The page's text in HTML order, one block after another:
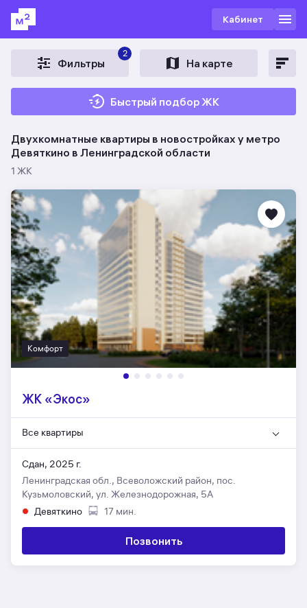
Кабинет
Фильтры
2
На карте
Быстрый подбор ЖК
Двухкомнатные квартиры в новостройках у метро
Девяткино в Ленинградской области
1 ЖК
Комфорт
ЖК «Экос»
Все квартиры
Сдан, 2025 г.
Ленинградская обл., Всеволожский район, пос.
Кузьмоловский, ул. Железнодорожная, 5А
Девяткино
17 мин.
Позвонить